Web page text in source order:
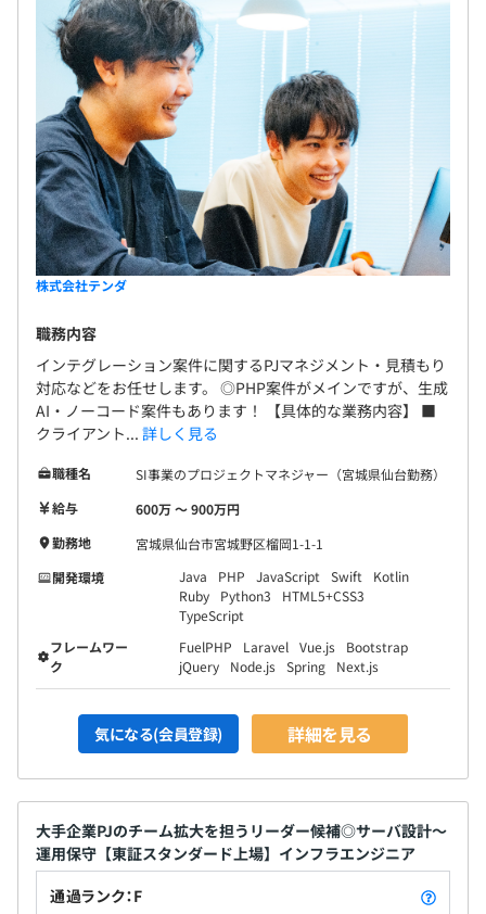
株式会社テンダ
職務内容
インテグレーション案件に関するPJマネジメント・見積もり
対応などをお任せします。 ◎PHP案件がメインですが、生成
AI・ノーコード案件もあります！ 【具体的な業務内容】 ■
クライアント... 詳しく見る
職種名
SI事業のプロジェクトマネジャー（宮城県仙台勤務）
給与
600万 〜 900万円
勤務地
宮城県仙台市宮城野区榴岡1-1-1
開発環境
Java PHP JavaScript Swift
Kotlin
Ruby
Python3
HTML5+CSS3
TypeScript
フレームワー
ク
FuelPHP Laravel Vue.js
Bootstrap
jQuery
Node.js Spring Next.js
気になる(会員登録) 詳細を見る
大手企業PJのチーム拡大を担うリーダー候補◎サーバ設計〜
運用保守【東証スタンダード上場】インフラエンジニア
通過ランク：F